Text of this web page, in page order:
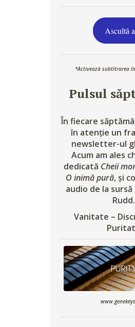
Ascultă
*Activează subtitrarea
Pulsul
În fiecare
în atenție un
newsletter-ul
Acum am ales
dedicată Cheii
O inimă pură, și
audio de la sursă
Rudd.
Vanitate –